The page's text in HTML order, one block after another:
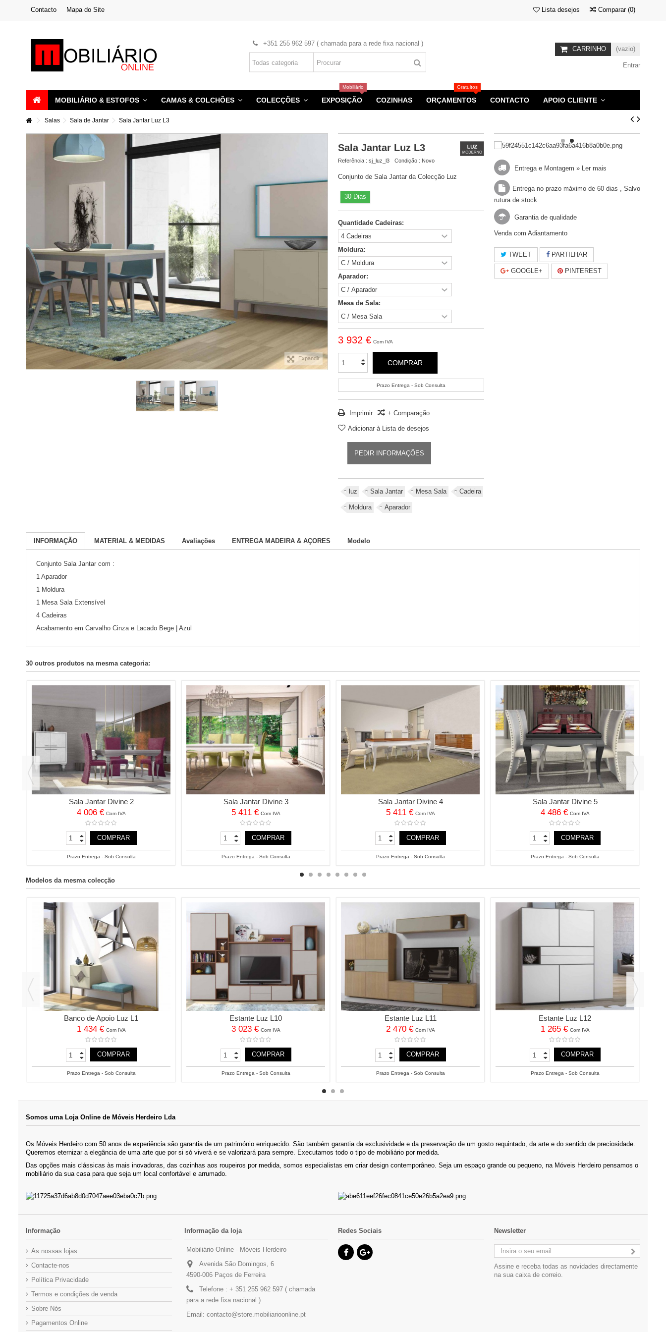
Contacto Mapa do Site Comparar (0)
Lista desejos
+351 255 962 597 ( chamada para a rede fixa nacional )
CARRINHO (vazio)
Entrar
MOBILIÁRIO & ESTOFOS CAMAS & COLCHÕES COLECÇÕES EXPOSIÇÃO
Mobiliário
COZINHAS ORÇAMENTOS
Gratuitos
CONTACTO APOIO CLIENTE
Salas Sala de Jantar Sala Jantar Luz L3
Expandir
Sala Jantar Luz L3
Referência : sj_luz_l3 Condição : Novo
Conjunto de Sala Jantar da Colecção Luz
30 Dias
Quantidade Cadeiras:
Moldura:
Aparador:
Mesa de Sala:
3 932 € Com IVA
COMPRAR
Prazo Entrega - Sob Consulta
Imprimir + Comparação
Adicionar à Lista de desejos
PEDIR INFORMAÇÕES
luz Sala Jantar Mesa Sala Cadeira
Moldura Aparador
Entrega e Montagem » Ler mais
Entrega no prazo máximo de 60 dias , Salvo
rutura de stock
Garantia de qualidade
Venda com Adiantamento
TWEET PARTILHAR
GOOGLE+ PINTEREST
INFORMAÇÃO MATERIAL & MEDIDAS Avaliações ENTREGA MADEIRA & AÇORES Modelo
Conjunto Sala Jantar com :
1 Aparador
1 Moldura
1 Mesa Sala Extensível
4 Cadeiras
Acabamento em Carvalho Cinza e Lacado Bege | Azul
30 outros produtos na mesma categoria:
Sala Jantar Divine 2
4 006 € Com IVA
COMPRAR
Prazo Entrega - Sob Consulta
Sala Jantar Divine 3
5 411 € Com IVA
COMPRAR
Prazo Entrega - Sob Consulta
Sala Jantar Divine 4
5 411 € Com IVA
COMPRAR
Prazo Entrega - Sob Consulta
Sala Jantar Divine 5
4 486 € Com IVA
COMPRAR
Prazo Entrega - Sob Consulta
Modelos da mesma colecção
Banco de Apoio Luz L1
1 434 € Com IVA
COMPRAR
Prazo Entrega - Sob Consulta
Estante Luz L10
3 023 € Com IVA
COMPRAR
Prazo Entrega - Sob Consulta
Estante Luz L11
2 470 € Com IVA
COMPRAR
Prazo Entrega - Sob Consulta
Estante Luz L12
1 265 € Com IVA
COMPRAR
Prazo Entrega - Sob Consulta
Somos uma Loja Online de Móveis Herdeiro Lda
Os Móveis Herdeiro com 50 anos de experiência são garantia de um património enriquecido. São também garantia da exclusividade e da preservação de um gosto requintado, da arte e do sentido de preciosidade.
Queremos eternizar a elegância de uma arte que por si só viverá e se valorizará para sempre. Executamos todo o tipo de mobiliário por medida.
Das opções mais clássicas às mais inovadoras, das cozinhas aos roupeiros por medida, somos especialistas em criar design contemporâneo. Seja um espaço grande ou pequeno, na Móveis Herdeiro pensamos o
mobiliário da sua casa para que seja um local confortável e arrumado.
Informação
As nossas lojas
Contacte-nos
Política Privacidade
Termos e condições de venda
Sobre Nós
Pagamentos Online
Informação da loja
Mobiliário Online - Móveis Herdeiro
Avenida São Domingos, 6
4590-006 Paços de Ferreira
Telefone : + 351 255 962 597 ( chamada
para a rede fixa nacional )
Email: contacto@store.mobiliarioonline.pt
Redes Sociais Newsletter
Assine e receba todas as novidades directamente
na sua caixa de correio.